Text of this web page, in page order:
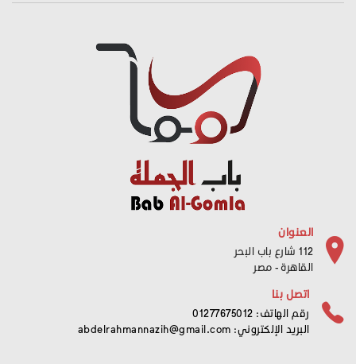
العنوان
112 شارع باب البحر
القاهرة - مصر
اتصل بنا
رقم الهاتف: 01277675012
البريد الإلكتروني: abdelrahmannazih@gmail.com